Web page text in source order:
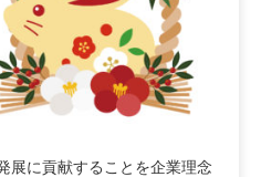
展に貢献することを企業理念